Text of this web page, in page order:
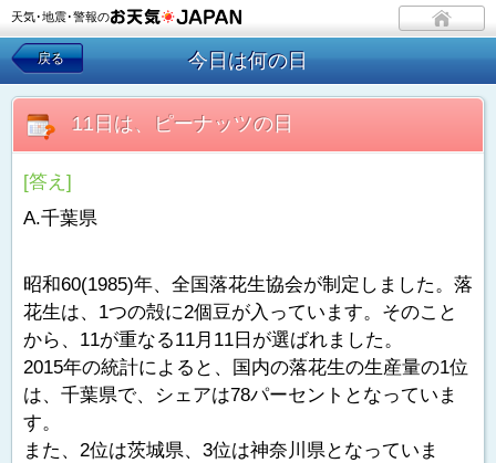
天気･地震･警報の
戻る 今日は何の日
11日は、ピーナッツの日
[答え]
A.千葉県
昭和60(1985)年、全国落花生協会が制定しました。落
花生は、1つの殻に2個豆が入っています。そのこと
から、11が重なる11月11日が選ばれました。
2015年の統計によると、国内の落花生の生産量の1位
は、千葉県で、シェアは78パーセントとなっていま
す。
また、2位は茨城県、3位は神奈川県となっていま